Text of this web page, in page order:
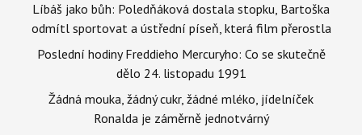
Líbáš jako bůh: Poledňáková dostala stopku, Bartoška
odmítl sportovat a ústřední píseň, která film přerostla
Poslední hodiny Freddieho Mercuryho: Co se skutečně
dělo 24. listopadu 1991
Žádná mouka, žádný cukr, žádné mléko, jídelníček
Ronalda je záměrně jednotvárný